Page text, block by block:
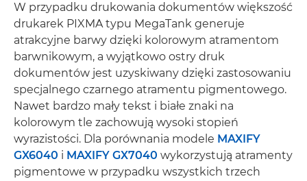
W przypadku drukowania dokumentów większość
drukarek PIXMA typu MegaTank generuje
atrakcyjne barwy dzięki kolorowym atramentom
barwnikowym, a wyjątkowo ostry druk
dokumentów jest uzyskiwany dzięki zastosowaniu
specjalnego czarnego atramentu pigmentowego.
Nawet bardzo mały tekst i białe znaki na
kolorowym tle zachowują wysoki stopień
wyrazistości. Dla porównania modele MAXIFY
GX6040 i MAXIFY GX7040 wykorzystują atramenty
pigmentowe w przypadku wszystkich trzech